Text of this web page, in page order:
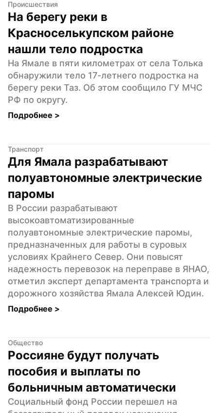
Происшествия
На берегу реки в
Красноселькупском районе
нашли тело подростка
На Ямале в пяти километрах от села Толька
обнаружили тело 17-летнего подростка на
берегу реки Таз. Об этом сообщило ГУ МЧС
РФ по округу.
Подробнее >
Транспорт
Для Ямала разрабатывают
полуавтономные электрические
паромы
В России разрабатывают
высокоавтоматизированные
полуавтономные электрические паромы,
предназначенных для работы в суровых
условиях Крайнего Север. Они повысят
надежность перевозок на переправе в ЯНАО,
отметил эксперт департамента транспорта и
дорожного хозяйства Ямала Алексей Юдин.
Подробнее >
Общество
Россияне будут получать
пособия и выплаты по
больничным автоматически
Социальный фонд России перешел на